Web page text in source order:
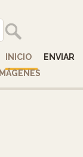
INICIO
ENVIAR
IMÁGENES